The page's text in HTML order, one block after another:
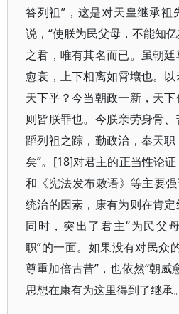
答列祖”，这是对天皇继承祖
说，“使朕为民父母，不能知
之君，唯有其名而已。虽朝
愈衰，上下相离如霄壤也。
天下乎？今当朝政一新，天下
则皆朕罪也。今朕亲劳身骨、
蹈列祖之踪，勤政治，奉天
矣”。[18]对君主的正当性论证
和《宪法发布敕语》等主要
统治的因素，康有为则在肯
同时，突出了君主“为民父
职”的一面。如果没有对民众
尊重加倍古昔”，也依然“朝威
思想在康有为这里得到了继承。